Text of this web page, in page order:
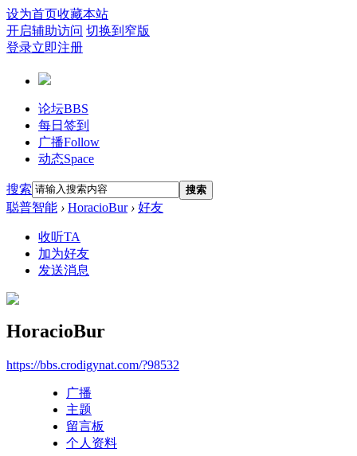
设为首页收藏本站
开启辅助访问 切换到窄版
登录立即注册
论坛BBS
每日签到
广播Follow
动态Space
搜索 搜索
聪普智能 › HoracioBur › 好友
收听TA
加为好友
发送消息
HoracioBur
https://bbs.crodigynat.com/?98532
广播
主题
留言板
个人资料